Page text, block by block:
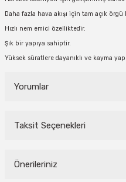
Daha fazla hava akışı için tam açık
Hızlı nem emici özelliktedir.
Şık bir yapıya sahiptir.
Yüksek süratlere dayanıklı ve kayma
Yorumlar
Taksit Seçenekleri
Önerileriniz